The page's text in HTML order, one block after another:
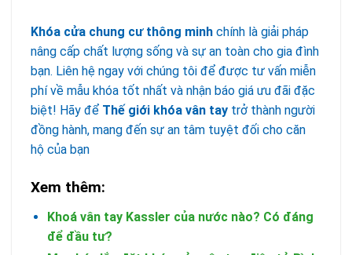
Khóa cửa chung cư thông minh chính là giải pháp
nâng cấp chất lượng sống và sự an toàn cho gia đình
bạn. Liên hệ ngay với chúng tôi để được tư vấn miễn
phí về mẫu khóa tốt nhất và nhận báo giá ưu đãi đặc
biệt! Hãy để Thế giới khóa vân tay trở thành người
đồng hành, mang đến sự an tâm tuyệt đối cho căn
hộ của bạn
Xem thêm:
Khoá vân tay Kassler của nước nào? Có đáng
để đầu tư?